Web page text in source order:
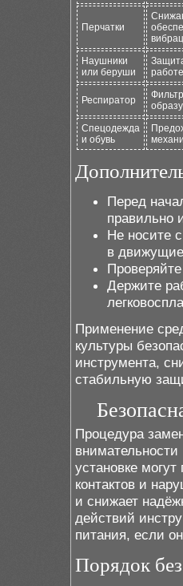
Перчатки
Наушники
или беруши
Респиратор
Спецодежда
и обувь
Перед
правильно
Не носите
в
Держите
Применение
культуры
инструмента,
стабильную
Процедура
установке
контактов и
и снижает
действий
питания, если
Порядок